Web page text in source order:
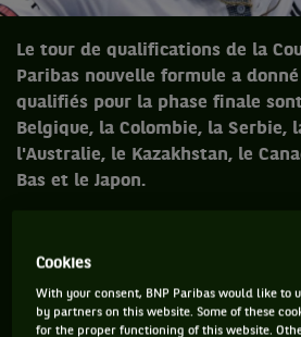
Le tour de qualifications de la
Paribas nouvelle formule a
qualifiés pour la phase finale
Belgique, la Colombie, la Serbie,
l'Australie, le Kazakhstan, le
Bas et le Japon.
Coupe Davis par BNP Paribas édition
rencontres qui se sont déroulées en
simples et 1 double, disputés au
Cookies
With your consent, BNP Paribas would like to
by partners on this website. Some of these
for the proper functioning of this website.